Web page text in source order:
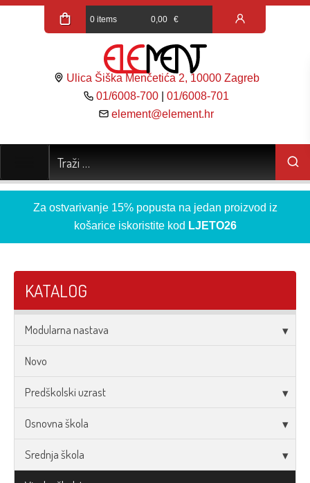
0 items 0,00 €
Ulica Šiška Menčetića 2, 10000 Zagreb
01/6008-700 |01/6008-701
element@element.hr
Za ostvarivanje 15% popusta na jedan proizvod iz
košarice iskoristite kod LJETO26
KATALOG
Modularna nastava
Novo
Predškolski uzrast
Osnovna škola
Srednja škola